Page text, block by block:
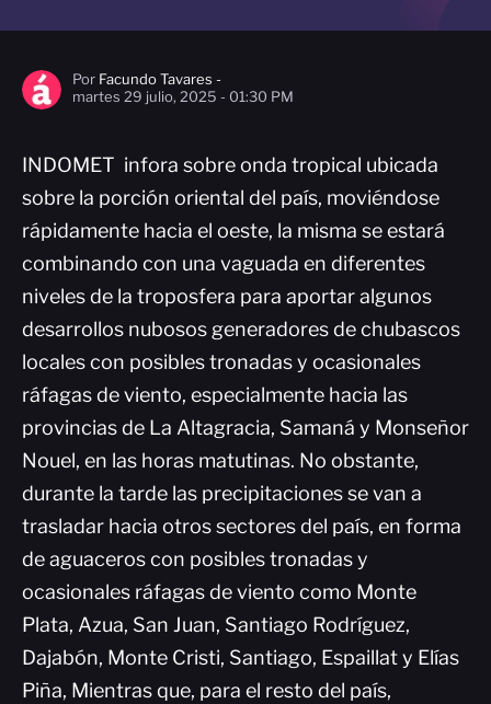
Por Facundo Tavares -
martes 29 julio, 2025 - 01:30 PM
INDOMET infora sobre onda tropical ubicada
sobre la porción oriental del país, moviéndose
rápidamente hacia el oeste, la misma se estará
combinando con una vaguada en diferentes
niveles de la troposfera para aportar algunos
desarrollos nubosos generadores de chubascos
locales con posibles tronadas y ocasionales
ráfagas de viento, especialmente hacia las
provincias de La Altagracia, Samaná y Monseñor
Nouel, en las horas matutinas. No obstante,
durante la tarde las precipitaciones se van a
trasladar hacia otros sectores del país, en forma
de aguaceros con posibles tronadas y
ocasionales ráfagas de viento como Monte
Plata, Azua, San Juan, Santiago Rodríguez,
Dajabón, Monte Cristi, Santiago, Espaillat y Elías
Piña, Mientras que, para el resto del país,